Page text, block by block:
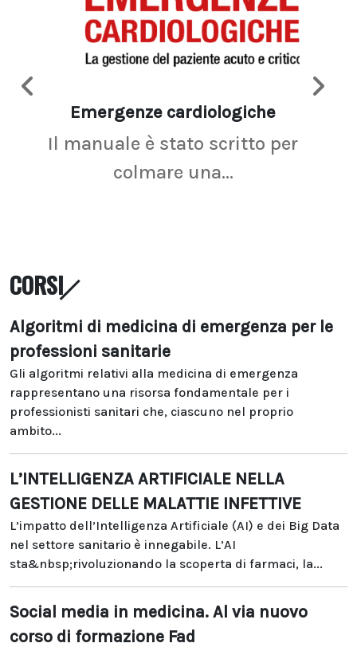
Emergenze cardiologiche
Il manuale è stato scritto per
colmare una...
CORSI
Algoritmi di medicina di emergenza per le
professioni sanitarie
Gli algoritmi relativi alla medicina di emergenza
rappresentano una risorsa fondamentale per i
professionisti sanitari che, ciascuno nel proprio
ambito...
L’INTELLIGENZA ARTIFICIALE NELLA
GESTIONE DELLE MALATTIE INFETTIVE
L’impatto dell’Intelligenza Artificiale (AI) e dei Big Data
nel settore sanitario è innegabile. L’AI
sta&nbsp;rivoluzionando la scoperta di farmaci, la...
Social media in medicina. Al via nuovo
corso di formazione Fad